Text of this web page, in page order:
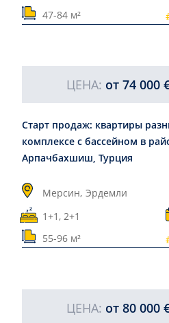
47-84 м²
ЦЕНА: от 74 000
Старт продаж: квартиры
комплексе с бассейном в
Арпачбахшиш, Турция
Мерсин, Эрдемли
1+1, 2+1
55-96 м²
ЦЕНА: от 80 000